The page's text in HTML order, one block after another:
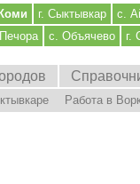
г. Сыктывкар
с.
Печора с. Объячево г.
Работа в